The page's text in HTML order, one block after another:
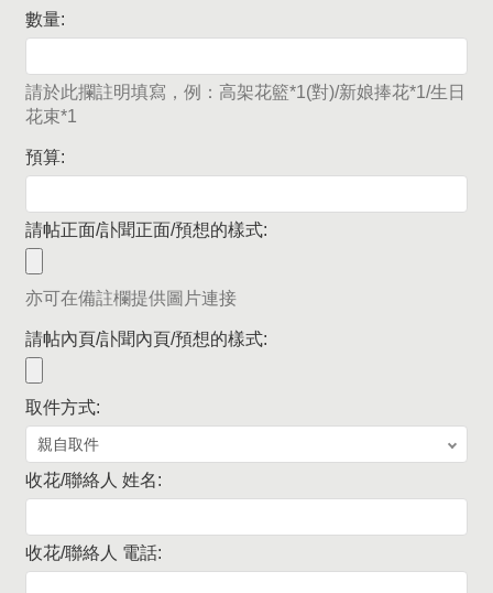
數量:
請於此攔註明填寫，例：高架花籃*1(對)/新娘捧花*1/生日
花束*1
預算:
請帖正面/訃聞正面/預想的樣式:
亦可在備註欄提供圖片連接
請帖內頁/訃聞內頁/預想的樣式:
取件方式:
收花/聯絡人 姓名:
收花/聯絡人 電話: